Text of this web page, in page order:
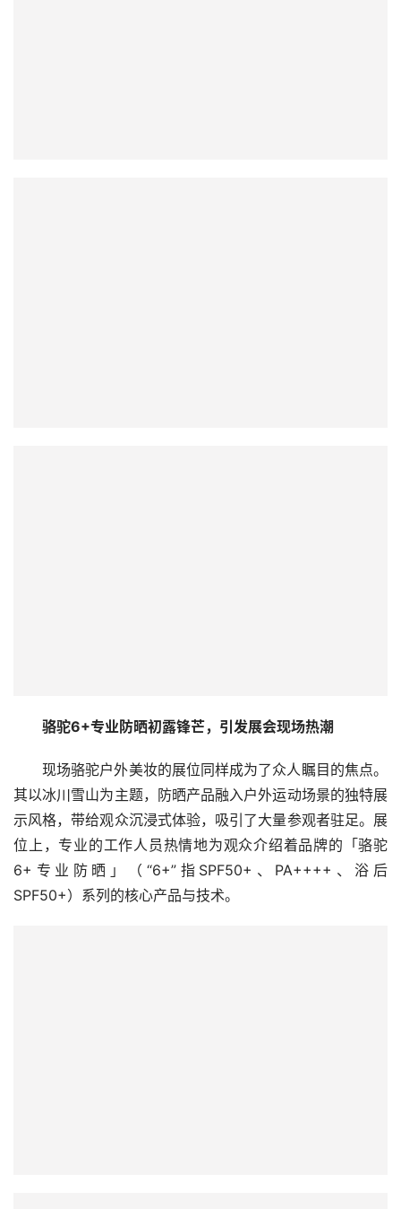
现场骆驼户外美妆的展位同样成为了众人瞩目的焦点。
其以冰川雪山为主题，防晒产品融入户外运动场景的独特展
示风格，带给观众沉浸式体验，吸引了大量参观者驻足。展
位上，专业的工作人员热情地为观众介绍着品牌的「骆驼
6+专业防晒」（“6+”指SPF50+、PA++++、浴后